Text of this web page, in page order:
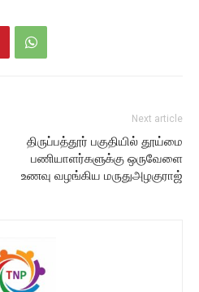
Next article
திருப்பத்தூர் பகுதியில் தூய்மை
பணியாளர்களுக்கு ஒருவேளை
உணவு வழங்கிய மருதுஅழகுராஜ்